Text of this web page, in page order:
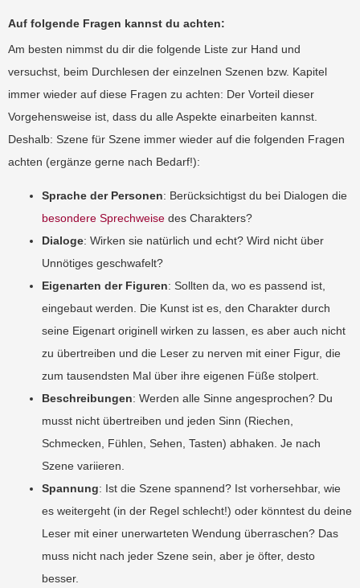
Auf folgende Fragen kannst du achten:
Am besten nimmst du dir die folgende Liste zur Hand und
versuchst, beim Durchlesen der einzelnen Szenen bzw. Kapitel
immer wieder auf diese Fragen zu achten: Der Vorteil dieser
Vorgehensweise ist, dass du alle Aspekte einarbeiten kannst.
Deshalb: Szene für Szene immer wieder auf die folgenden Fragen
achten (ergänze gerne nach Bedarf!):
Sprache der Personen: Berücksichtigst du bei Dialogen die
besondere Sprechweise des Charakters?
Dialoge: Wirken sie natürlich und echt? Wird nicht über
Unnötiges geschwafelt?
Eigenarten der Figuren: Sollten da, wo es passend ist,
eingebaut werden. Die Kunst ist es, den Charakter durch
seine Eigenart originell wirken zu lassen, es aber auch nicht
zu übertreiben und die Leser zu nerven mit einer Figur, die
zum tausendsten Mal über ihre eigenen Füße stolpert.
Beschreibungen: Werden alle Sinne angesprochen? Du
musst nicht übertreiben und jeden Sinn (Riechen,
Schmecken, Fühlen, Sehen, Tasten) abhaken. Je nach
Szene variieren.
Spannung: Ist die Szene spannend? Ist vorhersehbar, wie
es weitergeht (in der Regel schlecht!) oder könntest du deine
Leser mit einer unerwarteten Wendung überraschen? Das
muss nicht nach jeder Szene sein, aber je öfter, desto
besser.